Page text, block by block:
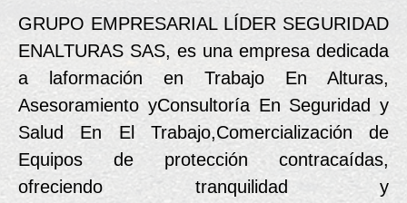
GRUPO EMPRESARIAL LÍDER SEGURIDAD
ENALTURAS SAS, es una empresa dedicada
a laformación en Trabajo En Alturas,
Asesoramiento yConsultoría En Seguridad y
Salud En El Trabajo,Comercialización de
Equipos de protección contracaídas,
ofreciendo tranquilidad y